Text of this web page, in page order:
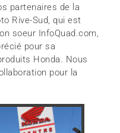
partenaires de la
Rive-Sud, qui est
soeur InfoQuad.com,
pour sa
Honda. Nous
pour la